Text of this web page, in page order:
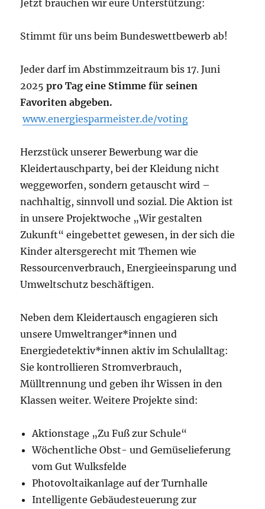
Jetzt brauchen wir eure Unterstützung:
Stimmt für uns beim Bundeswettbewerb ab!
Jeder darf im Abstimmzeitraum bis 17. Juni
2025 pro Tag eine Stimme für seinen
Favoriten abgeben.
www.energiesparmeister.de/voting
Herzstück unserer Bewerbung war die
Kleidertauschparty, bei der Kleidung nicht
weggeworfen, sondern getauscht wird –
nachhaltig, sinnvoll und sozial. Die Aktion ist
in unsere Projektwoche „Wir gestalten
Zukunft“ eingebettet gewesen, in der sich die
Kinder altersgerecht mit Themen wie
Ressourcenverbrauch, Energieeinsparung und
Umweltschutz beschäftigen.
Neben dem Kleidertausch engagieren sich
unsere Umweltranger*innen und
Energiedetektiv*innen aktiv im Schulalltag:
Sie kontrollieren Stromverbrauch,
Mülltrennung und geben ihr Wissen in den
Klassen weiter. Weitere Projekte sind:
Aktionstage „Zu Fuß zur Schule“
Wöchentliche Obst- und Gemüselieferung
vom Gut Wulksfelde
Photovoltaikanlage auf der Turnhalle
Intelligente Gebäudesteuerung zur